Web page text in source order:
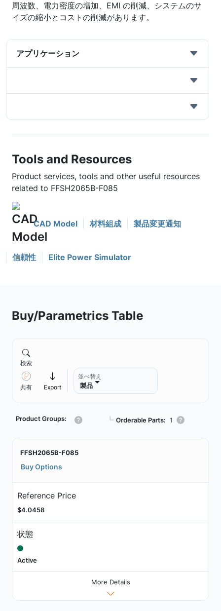
周波数、電力密度の増加、EMI の削減、システムのサ
イズの縮小とコストの削減があります。
アプリケーション
Tools and Resources
Product services, tools and other useful resources
related to FFSH2065B-F085
CAD Model 材料組成 製品変更通知
信頼性 Elite Power Simulator
Buy/Parametrics Table
検索
共有 Export
並べ替え
製品
Product Groups: ┗ Orderable Parts: 1
FFSH2065B-F085
Buy Options
Reference Price
$4.0458
状態
Active
More Details